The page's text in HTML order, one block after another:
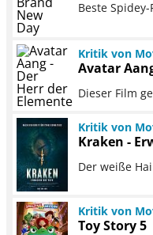
Beste
Kritik von
Avatar
Dieser Film
Kritik von
Kraken -
Der weiße
Kritik von
Toy Story 5